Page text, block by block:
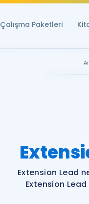
Çalışma Paketleri
Extension Lead
Extension